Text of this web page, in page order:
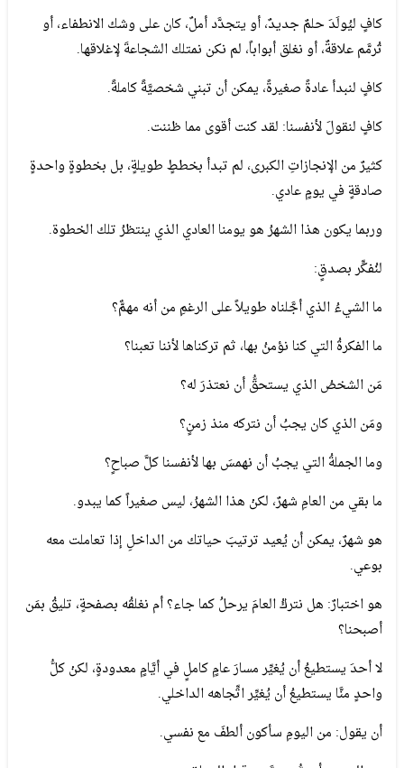
كافٍ ليُولَدَ حلمٌ جديدٌ، أو يتجدَّد أملٌ، كان على وشك الانطفاء، أو
تُرمَّم علاقةٌ، أو نغلق أبواباً، لم نكن نمتلك الشجاعةَ لإغلاقها.
كافٍ لنبدأ عادةً صغيرةً، يمكن أن تبني شخصيَّةً كاملةً.
كافٍ لنقولَ لأنفسنا: لقد كنت أقوى مما ظننت.
كثيرٌ من الإنجازاتِ الكبرى، لم تبدأ بخططٍ طويلةٍ، بل بخطوةٍ واحدةٍ
صادقةٍ في يومٍ عادي.
وربما يكون هذا الشهرُ هو يومنا العادي الذي ينتظرُ تلك الخطوة.
لنُفكِّر بصدقٍ:
ما الشيءُ الذي أجَّلناه طويلاً على الرغمِ من أنه مهمٌّ؟
ما الفكرةُ التي كنا نؤمنُ بها، ثم تركناها لأننا تعبنا؟
مَن الشخصُ الذي يستحقُّ أن نعتذرَ له؟
ومَن الذي كان يجبُ أن نتركه منذ زمنٍ؟
وما الجملةُ التي يجبُ أن نهمسَ بها لأنفسنا كلَّ صباحٍ؟
ما بقي من العامِ شهرٌ، لكنْ هذا الشهرُ، ليس صغيراً كما يبدو.
هو شهرٌ، يمكن أن يُعيد ترتيبَ حياتك من الداخلِ إذا تعاملت معه
بوعي.
هو اختبارٌ: هل نتركُ العامَ يرحلُ كما جاء؟ أم نغلقُه بصفحةٍ، تليقُ بمَن
أصبحنا؟
لا أحدَ يستطيعُ أن يُغيِّر مسارَ عامٍ كاملٍ في أيَّامٍ معدودةٍ، لكنْ كلُّ
واحدٍ منَّا يستطيعُ أن يُغيِّر اتِّجاهه الداخلي.
أن يقول: من اليومِ سأكون ألطفَ مع نفسي.